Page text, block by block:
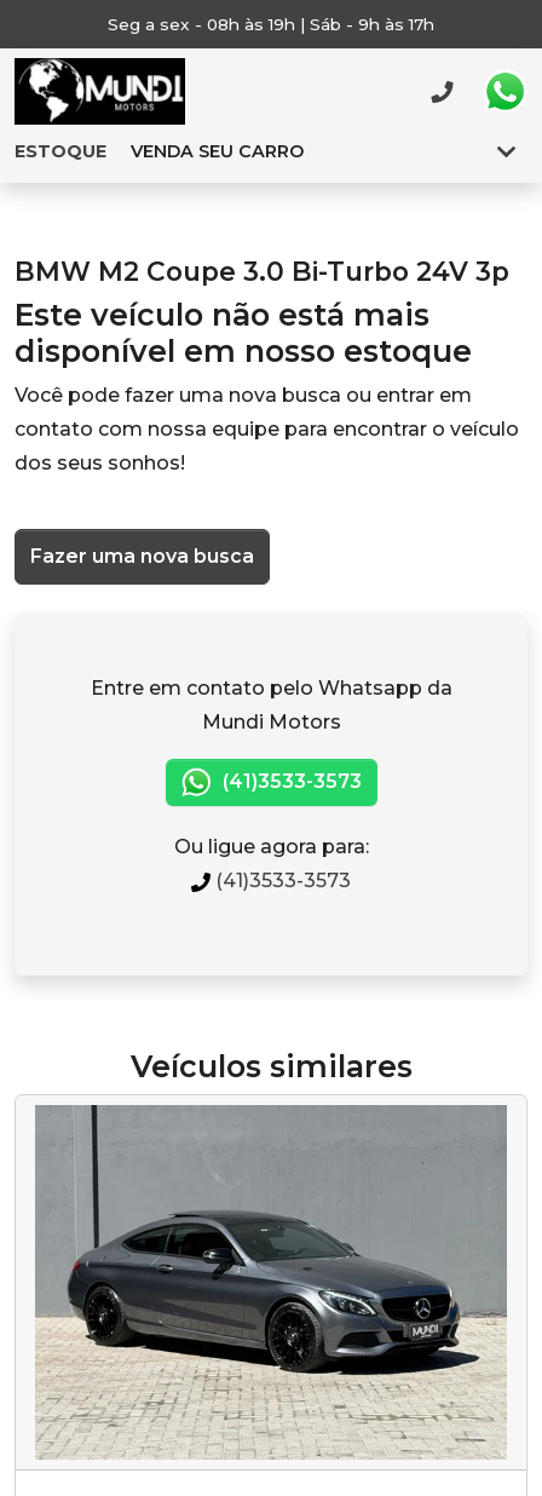
Seg a sex - 08h às 19h | Sáb - 9h às 17h
ESTOQUE VENDA SEU CARRO
BMW M2 Coupe 3.0 Bi-Turbo 24V 3p
Este veículo não está mais
disponível em nosso estoque
Você pode fazer uma nova busca ou entrar em
contato com nossa equipe para encontrar o veículo
dos seus sonhos!
Fazer uma nova busca
Entre em contato pelo Whatsapp da
Mundi Motors
(41)3533-3573
Ou ligue agora para:
(41)3533-3573
Veículos similares